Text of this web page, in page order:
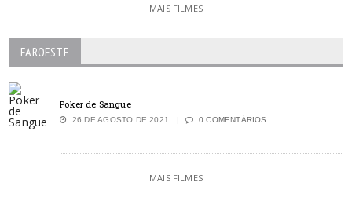
MAIS FILMES
FAROESTE
Poker de Sangue
26 DE AGOSTO DE 2021 0 COMENTÁRIOS
MAIS FILMES